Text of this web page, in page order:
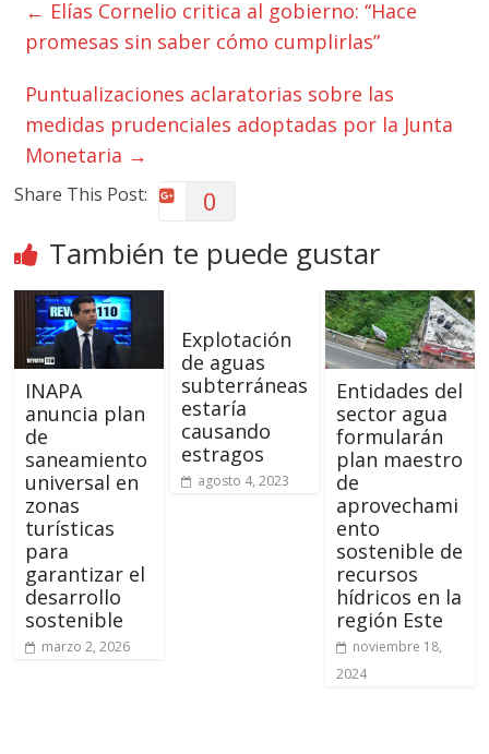
← Elías Cornelio critica al gobierno: “Hace
promesas sin saber cómo cumplirlas”
Puntualizaciones aclaratorias sobre las
medidas prudenciales adoptadas por la Junta
Monetaria →
Share This Post: 0
También te puede gustar
INAPA
anuncia plan
de
saneamiento
universal en
zonas
turísticas
para
garantizar el
desarrollo
sostenible
marzo 2, 2026
Explotación
de aguas
subterráneas
estaría
causando
estragos
agosto 4, 2023
Entidades del
sector agua
formularán
plan maestro
de
aprovechami
ento
sostenible de
recursos
hídricos en la
región Este
noviembre 18,
2024